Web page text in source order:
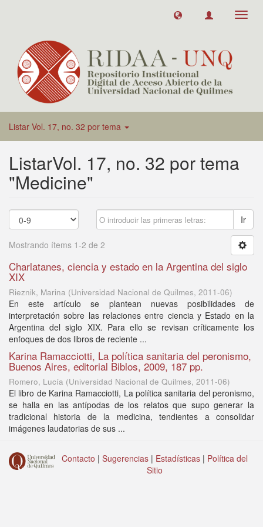
Listar Vol. 17, no. 32 por tema
ListarVol. 17, no. 32 por tema
"Medicine"
Ir
Mostrando ítems 1-2 de 2
Charlatanes, ciencia y estado en la Argentina del siglo
XIX
Rieznik, Marina (Universidad Nacional de Quilmes, 2011-06)
En este artículo se plantean nuevas posibilidades de
interpretación sobre las relaciones entre ciencia y Estado en la
Argentina del siglo XIX. Para ello se revisan críticamente los
enfoques de dos libros de reciente ...
Karina Ramacciotti, La política sanitaria del peronismo,
Buenos Aires, editorial Biblos, 2009, 187 pp.
Romero, Lucía (Universidad Nacional de Quilmes, 2011-06)
El libro de Karina Ramacciotti, La política sanitaria del peronismo,
se halla en las antípodas de los relatos que supo generar la
tradicional historia de la medicina, tendientes a consolidar
imágenes laudatorias de sus ...
Contacto | Sugerencias | Estadísticas | Política del
Sitio